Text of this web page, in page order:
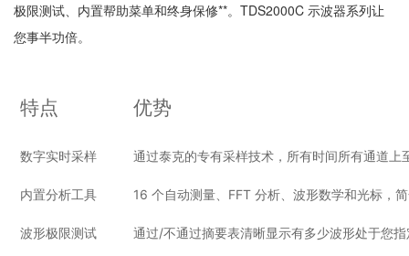
极限测试、内置帮助菜单和终身保修**。TDS2000C 示波器系列让
您事半功倍。
特点 优势
数字实时采样 通过泰克的专有采样技术，所有时间所有通道上
内置分析工具 16 个自动测量、FFT 分析、波形数学和光标，
波形极限测试 通过/不通过摘要表清晰显示有多少波形处于您